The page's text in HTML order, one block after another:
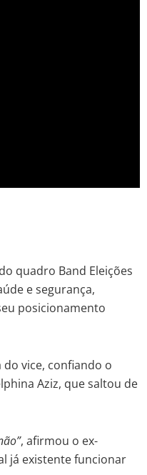
quadro Band Eleições
e segurança,
posicionamento
vice, confiando o
Aziz, que saltou de
, afirmou o ex-
já existente funcionar